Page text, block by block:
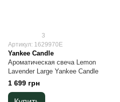
3
Артикул: 1629970E
Yankee Candle
Ароматическая свеча Lemon
Lavender Large Yankee Candle
1 699 грн